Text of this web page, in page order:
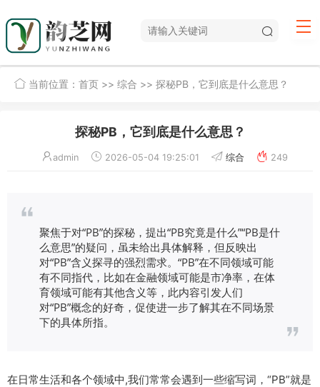
当前位置： 首页 >> 综合 >> 探秘PB，它到底是什么意思？
探秘PB，它到底是什么意思？
admin 2026-05-04 19:25:01 综合 249
聚焦于对“PB”的探秘，提出“PB究竟是什么”“PB是什
么意思”的疑问，虽未给出具体解释，但反映出
对“PB”含义探寻的强烈需求。“PB”在不同领域可能
有不同指代，比如在金融领域可能是市净率，在体
育领域可能有其他含义等，此内容引发人们
对“PB”概念的好奇，促使进一步了解其在不同场景
下的具体所指。
在日常生活和各个领域中,我们常常会遇到一些缩写词，“PB”就是